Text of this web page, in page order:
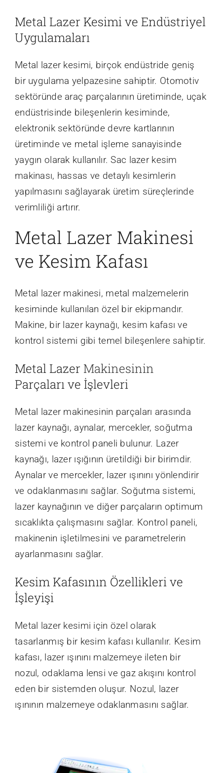
Metal Lazer Kesimi ve Endüstriyel
Uygulamaları
Metal lazer kesimi, birçok endüstride geniş
bir uygulama yelpazesine sahiptir. Otomotiv
sektöründe araç parçalarının üretiminde, uçak
endüstrisinde bileşenlerin kesiminde,
elektronik sektöründe devre kartlarının
üretiminde ve metal işleme sanayisinde
yaygın olarak kullanılır. Sac lazer kesim
makinası, hassas ve detaylı kesimlerin
yapılmasını sağlayarak üretim süreçlerinde
verimliliği artırır.
Metal Lazer Makinesi
ve Kesim Kafası
Metal lazer makinesi, metal malzemelerin
kesiminde kullanılan özel bir ekipmandır.
Makine, bir lazer kaynağı, kesim kafası ve
kontrol sistemi gibi temel bileşenlere sahiptir.
Metal Lazer Makinesinin
Parçaları ve İşlevleri
Metal lazer makinesinin parçaları arasında
lazer kaynağı, aynalar, mercekler, soğutma
sistemi ve kontrol paneli bulunur. Lazer
kaynağı, lazer ışığının üretildiği bir birimdir.
Aynalar ve mercekler, lazer ışınını yönlendirir
ve odaklanmasını sağlar. Soğutma sistemi,
lazer kaynağının ve diğer parçaların optimum
sıcaklıkta çalışmasını sağlar. Kontrol paneli,
makinenin işletilmesini ve parametrelerin
ayarlanmasını sağlar.
Kesim Kafasının Özellikleri ve
İşleyişi
Metal lazer kesimi için özel olarak
tasarlanmış bir kesim kafası kullanılır. Kesim
kafası, lazer ışınını malzemeye ileten bir
nozul, odaklama lensi ve gaz akışını kontrol
eden bir sistemden oluşur. Nozul, lazer
ışınının malzemeye odaklanmasını sağlar.